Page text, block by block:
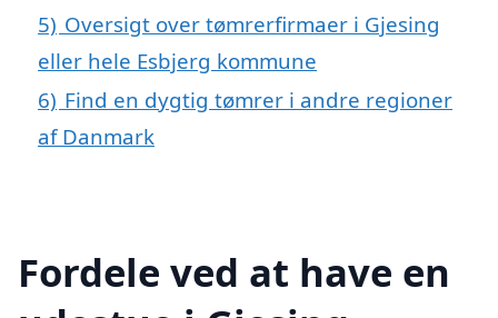
5) Oversigt over tømrerfirmaer i Gjesing
eller hele Esbjerg kommune
6) Find en dygtig tømrer i andre regioner
af Danmark
Fordele ved at have en